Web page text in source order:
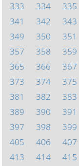
333
334 335
341
342 343
349
350 351
357
358 359
365
366 367
373
374 375
381
382 383
389
390 391
397
398 399
405
406 407
413
414 415